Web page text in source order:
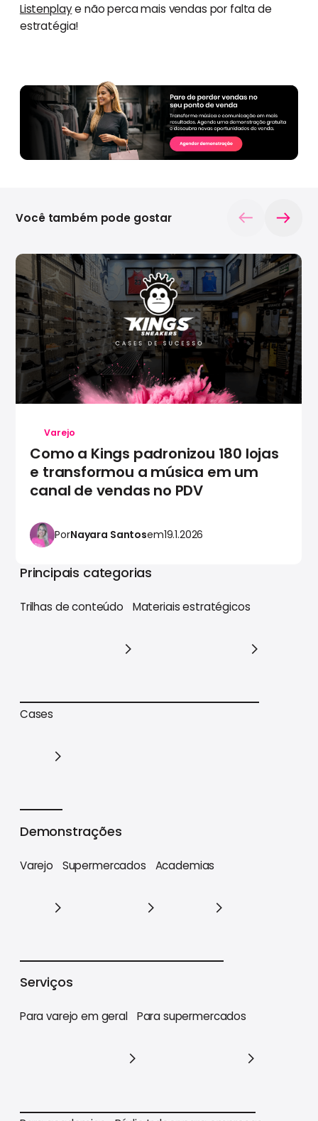
Listenplaye não perca mais vendas por falta de
estratégia!
Varejo
Como a Kings padronizou 180 lojas
e transformou a música em um
canal de vendas no PDV
PorNayara Santosem19.1.2026
Você também pode gostar
Principais categorias
Trilhas de conteúdo
Trilhas de conteúdo
Materiais estratégicos
Cases
Demonstrações
Varejo Supermercados Academias
Serviços
Para varejo em geral Para supermercados